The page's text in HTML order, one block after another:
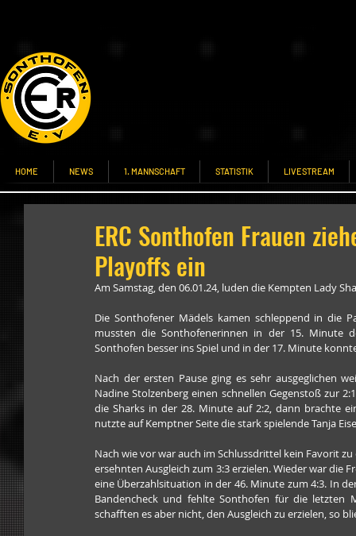
HOME NEWS 1. MANNSCHAFT STATISTIK LIVESTREAM
ERC Sonthofen Frauen
Playoffs ein
Am Samstag, den 06.01.24, luden die Kempten Lady
Die Sonthofener Mädels kamen schleppend in die
mussten die Sonthofenerinnen in der 15. Minute
Sonthofen besser ins Spiel und in der 17. Minute
Nach der ersten Pause ging es sehr ausgeglichen
Nadine Stolzenberg einen schnellen Gegenstoß zur
die Sharks in der 28. Minute auf 2:2, dann brachte
nutzte auf Kemptner Seite die stark spielende Tanja
Nach wie vor war auch im Schlussdrittel kein Favorit
ersehnten Ausgleich zum 3:3 erzielen. Wieder war
eine Überzahlsituation in der 46. Minute zum 4:3. In
Bandencheck und fehlte Sonthofen für die letzten
schafften es aber nicht, den Ausgleich zu erzielen, so